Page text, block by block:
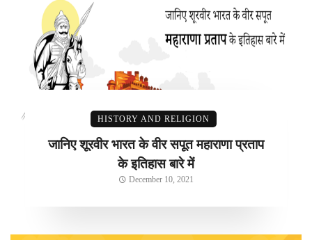
HISTORY AND RELIGION
जानिए शूरवीर भारत के वीर सपूत महाराणा प्रताप
के इतिहास बारे में
December 10, 2021